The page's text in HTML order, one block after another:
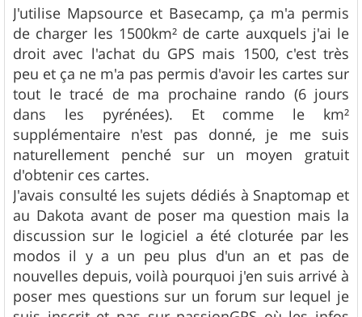
g
e
J'utilise Mapsource et Basecamp, ça m'a permis
de charger les 1500km² de carte auxquels j'ai le
droit avec l'achat du GPS mais 1500, c'est très
peu et ça ne m'a pas permis d'avoir les cartes sur
tout le tracé de ma prochaine rando (6 jours
dans les pyrénées). Et comme le km²
supplémentaire n'est pas donné, je me suis
naturellement penché sur un moyen gratuit
d'obtenir ces cartes.
J'avais consulté les sujets dédiés à Snaptomap et
au Dakota avant de poser ma question mais la
discussion sur le logiciel a été cloturée par les
modos il y a un peu plus d'un an et pas de
nouvelles depuis, voilà pourquoi j'en suis arrivé à
poser mes questions sur un forum sur lequel je